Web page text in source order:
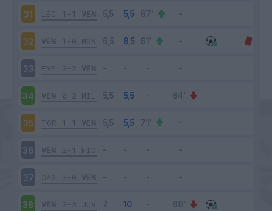
31 LEC 1-1 VEN
32 VEN 1-0 MON
33 EMP 2-2 VEN
34 VEN 0-2 MIL
35 TOR 1-1 VEN
36 VEN 2-1 FIO
37 CAG 3-0 VEN
38 VEN 2-3 JUV